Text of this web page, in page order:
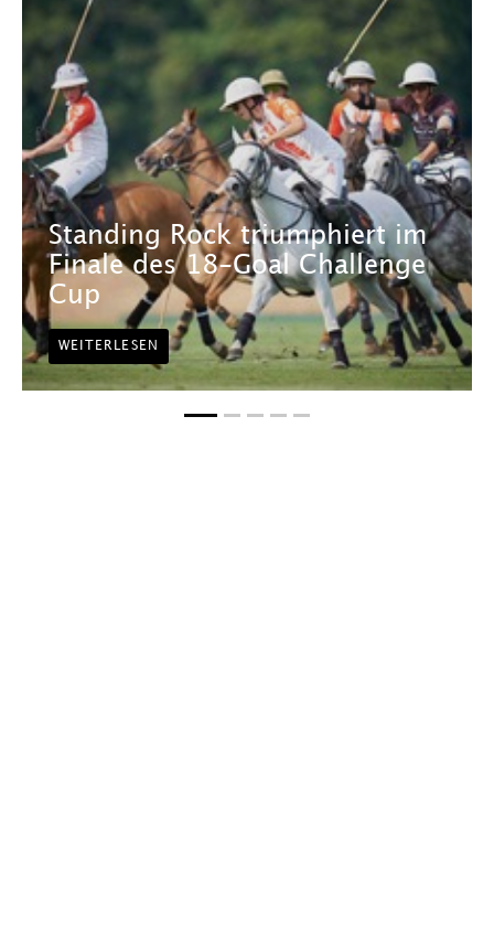
Standing Rock triumphiert im
Finale des 18-Goal Challenge
Cup
WEITERLESEN